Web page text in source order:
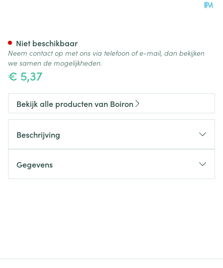
€ 5,37
Niet beschikbaar
Neem contact op met ons via telefoon of e-mail, dan bekijken
we samen de mogelijkheden.
Bekijk alle producten van Boiron
Beschrijving
Gegevens